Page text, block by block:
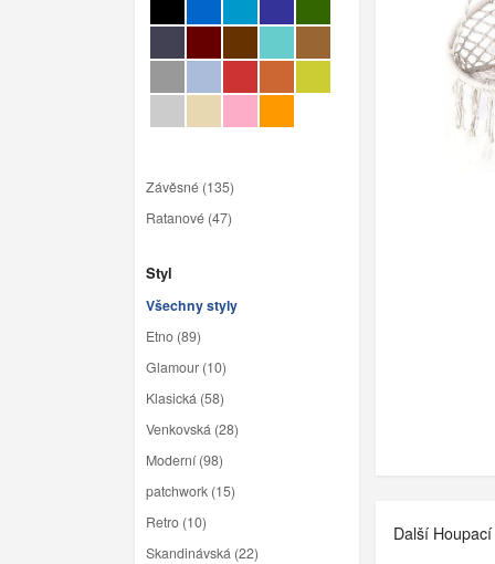
Závěsné (135)
Ratanové (47)
Styl
Všechny styly
Etno (89)
Glamour (10)
Klasická (58)
Venkovská (28)
Moderní (98)
patchwork (15)
Retro (10)
Skandinávská (22)
Další